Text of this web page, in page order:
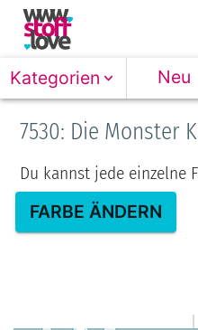
Kategorien Neu
7530: Die Monster
Du kannst jede einzelne
FARBE ÄNDERN